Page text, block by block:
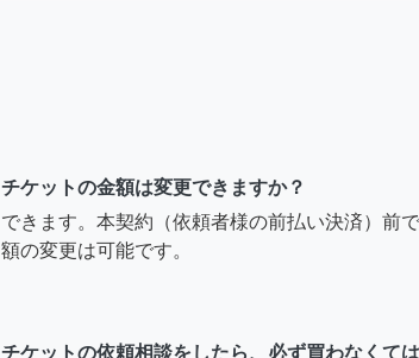
チケットの金額は変更できますか？
できます。本契約（依頼者様の前払い決済）前
額の変更は可能です。
チケットの依頼相談をしたら、必ず買わなくて